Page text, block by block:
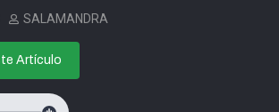
SALAMANDRA
Artículo